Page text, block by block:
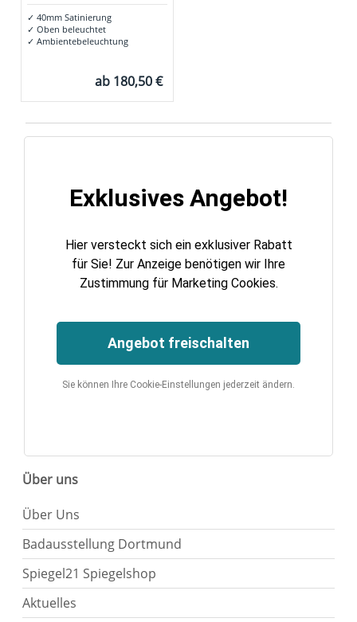
✓ 40mm Satinierung
✓ Oben beleuchtet
✓ Ambientebeleuchtung
ab 180,50 €
Exklusives Angebot!
Hier versteckt sich ein exklusiver Rabatt
für Sie! Zur Anzeige benötigen wir Ihre
Zustimmung für Marketing Cookies.
Angebot freischalten
Sie können Ihre Cookie-Einstellungen jederzeit ändern.
Über uns
Über Uns
Badausstellung Dortmund
Spiegel21 Spiegelshop
Aktuelles